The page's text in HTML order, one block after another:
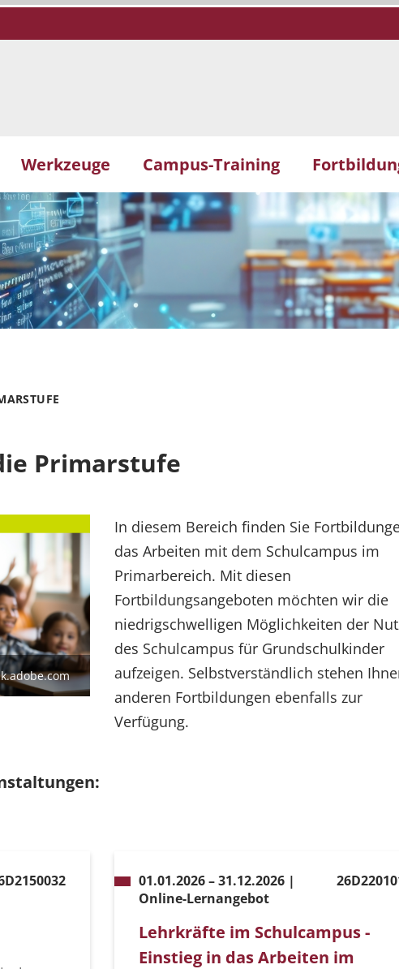
Werkzeuge Campus-Training
Primarstufe
In diesem Bereich finden Sie
das Arbeiten mit dem Schulcampus im
Primarbereich. Mit diesen
Fortbildungsangeboten möchten wir die
niedrigschwelligen Möglichkeiten der
des Schulcampus für Grundschulkinder
aufzeigen. Selbstverständlich stehen
anderen Fortbildungen ebenfalls zur
Verfügung.
01.01.2026 – 31.12.2026 |
Online-Lernangebot
Lehrkräfte im Schulcampus -
Einstieg in das Arbeiten im